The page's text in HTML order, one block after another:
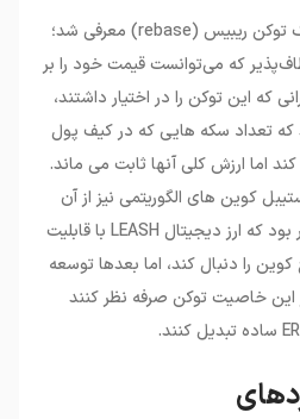
دوج کیلر در ابتدا به عنوان یک توکن ریبیس (rebase) معرفی شد؛
که می‌توانست قیمت خود را بر
که این توکن را در اختیار داشتند،
که تعداد سکه هایی که در کیف پول
اما ارزش کلی آنها ثابت می ماند.
کوین های الگوریتمی نیز از آن
استفاده می کنند. در ابتدا قرار بود که ارز دیجیتال LEASH با قابلیت
را دنبال کند، اما بعدها توسعه
این خاصیت توکن صرفه نظر کنند